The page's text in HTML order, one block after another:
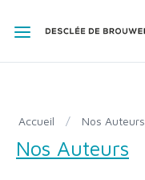
Accueil / Nos Auteurs
Nos Auteurs